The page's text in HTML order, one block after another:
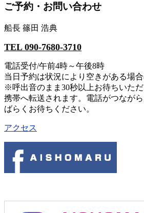
ご予約・お問い合わせ
船長 篠田 浩典
TEL 090-7680-3710
電話受付/午前4時～午後8時
当日予約は状況により空きがある場
※呼出音のまま30秒以上お待ちいた
携帯へ転送されます。電話がつなが
ばらくお待ちください。
アクセス